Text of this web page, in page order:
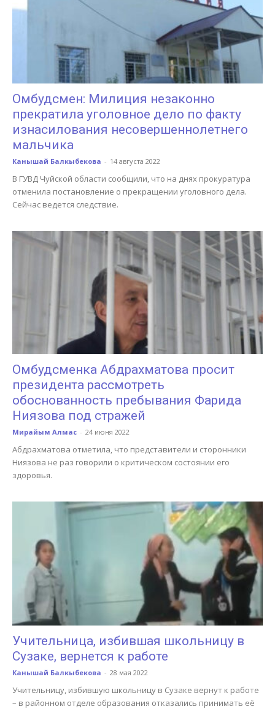
Омбудсмен: Милиция незаконно
прекратила уголовное дело по факту
изнасилования несовершеннолетнего
мальчика
Канышай Балкыбекова - 14 августа 2022
В ГУВД Чуйской области сообщили, что на днях прокуратура
отменила постановление о прекращении уголовного дела.
Сейчас ведется следствие.
Омбудсменка Абдрахматова просит
президента рассмотреть
обоснованность пребывания Фарида
Ниязова под стражей
Мирайым Алмас - 24 июня 2022
Абдрахматова отметила, что представители и сторонники
Ниязова не раз говорили о критическом состоянии его
здоровья.
Учительница, избившая школьницу в
Сузаке, вернется к работе
Канышай Балкыбекова - 28 мая 2022
Учительницу, избившую школьницу в Сузаке вернут к работе
– в районном отделе образования отказались принимать её